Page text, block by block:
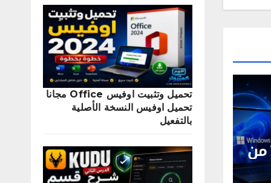
Windows 11 26H1 من
تحميل وتثبيت اوفيس Office مجانا
تحميل اوفيس النسخة الأصلية
بالتفعيل